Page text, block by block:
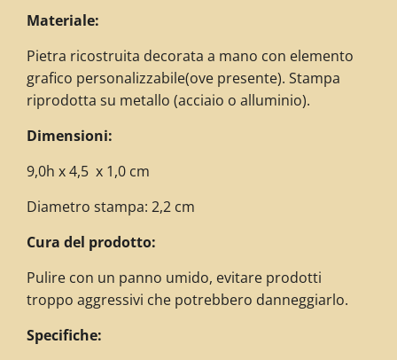
Materiale:
Pietra ricostruita decorata a mano con elemento
grafico personalizzabile(ove presente). Stampa
riprodotta su metallo (acciaio o alluminio).
Dimensioni:
9,0h x 4,5 x 1,0 cm
Diametro stampa: 2,2 cm
Cura del prodotto:
Pulire con un panno umido, evitare prodotti
troppo aggressivi che potrebbero danneggiarlo.
Specifiche: